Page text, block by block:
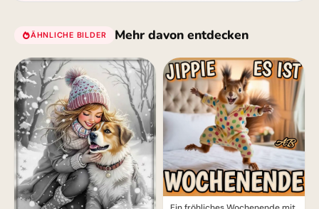
ÄHNLICHE BILDER Mehr davon entdecken